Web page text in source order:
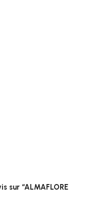
sur “ALMAFLORE